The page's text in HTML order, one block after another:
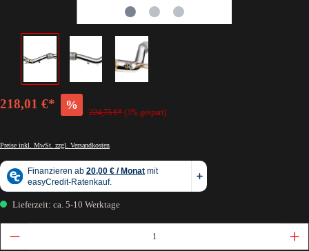
218,01 €* %
224,75 €* (3% gespart)
Preise inkl. MwSt. zzgl. Versandkosten
Lieferzeit: ca. 5-10 Werktage